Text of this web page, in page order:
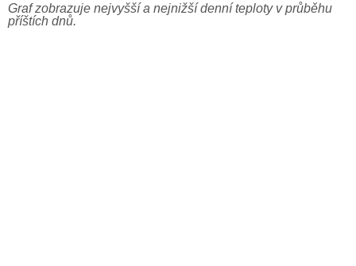
Graf zobrazuje nejvyšší a nejnižší denní teploty v průběhu
příštích dnů.